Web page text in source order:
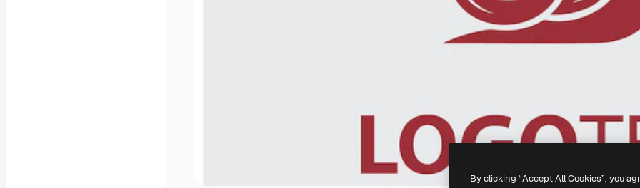
By clicking “Accept All Cookies”, you